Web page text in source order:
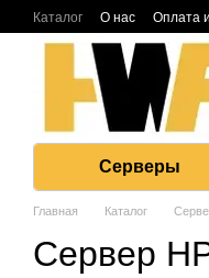
Перейти к основному
Каталог О нас Оплата
Серверы
Главная Каталог
Сервер